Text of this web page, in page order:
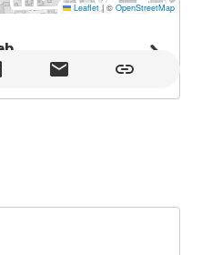
Leaflet |© OpenStreetMap